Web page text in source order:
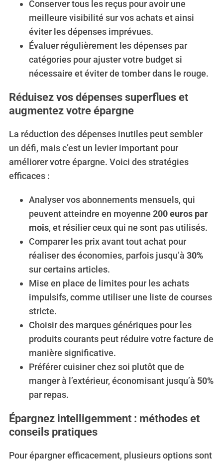
Conserver tous les reçus pour avoir une
meilleure visibilité sur vos achats et ainsi
éviter les dépenses imprévues.
Évaluer régulièrement les dépenses par
catégories pour ajuster votre budget si
nécessaire et éviter de tomber dans le rouge.
Réduisez vos dépenses superflues et
augmentez votre épargne
La réduction des dépenses inutiles peut sembler
un défi, mais c’est un levier important pour
améliorer votre épargne. Voici des stratégies
efficaces :
Analyser vos abonnements mensuels, qui
peuvent atteindre en moyenne 200 euros par
mois, et résilier ceux qui ne sont pas utilisés.
Comparer les prix avant tout achat pour
réaliser des économies, parfois jusqu’à 30%
sur certains articles.
Mise en place de limites pour les achats
impulsifs, comme utiliser une liste de courses
stricte.
Choisir des marques génériques pour les
produits courants peut réduire votre facture de
manière significative.
Préférer cuisiner chez soi plutôt que de
manger à l’extérieur, économisant jusqu’à 50%
par repas.
Épargnez intelligemment : méthodes et
conseils pratiques
Pour épargner efficacement, plusieurs options sont